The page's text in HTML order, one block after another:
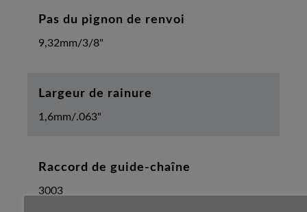
Pas du pignon de renvoi
9,32mm/3/8"
Largeur de rainure
1,6mm/.063"
Raccord de guide-chaîne
3003